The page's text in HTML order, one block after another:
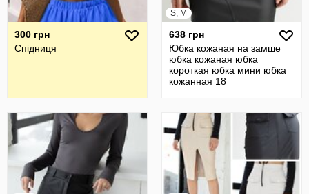
300 грн
Спідниця
S, M
638 грн
Юбка кожаная на замше
юбка кожаная юбка
короткая юбка мини юбка
кожанная 18